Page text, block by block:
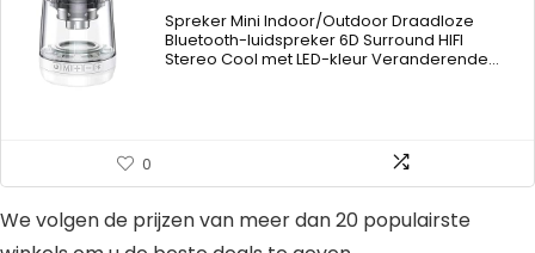
€93.97
through
Spreker Mini Indoor/Outdoor Draadloze
Bluetooth-luidspreker 6D Surround HIFI
Stereo Cool met LED-kleur Veranderende…
0
We volgen de prijzen van meer dan 20 populairste